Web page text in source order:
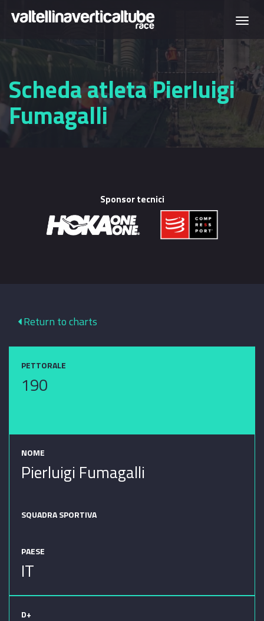
Salta al contenuto principale
Scheda atleta Pierluigi
Fumagalli
Sponsor tecnici
Return to charts
PETTORALE
190
NOME
Pierluigi Fumagalli
SQUADRA SPORTIVA
PAESE
IT
D+